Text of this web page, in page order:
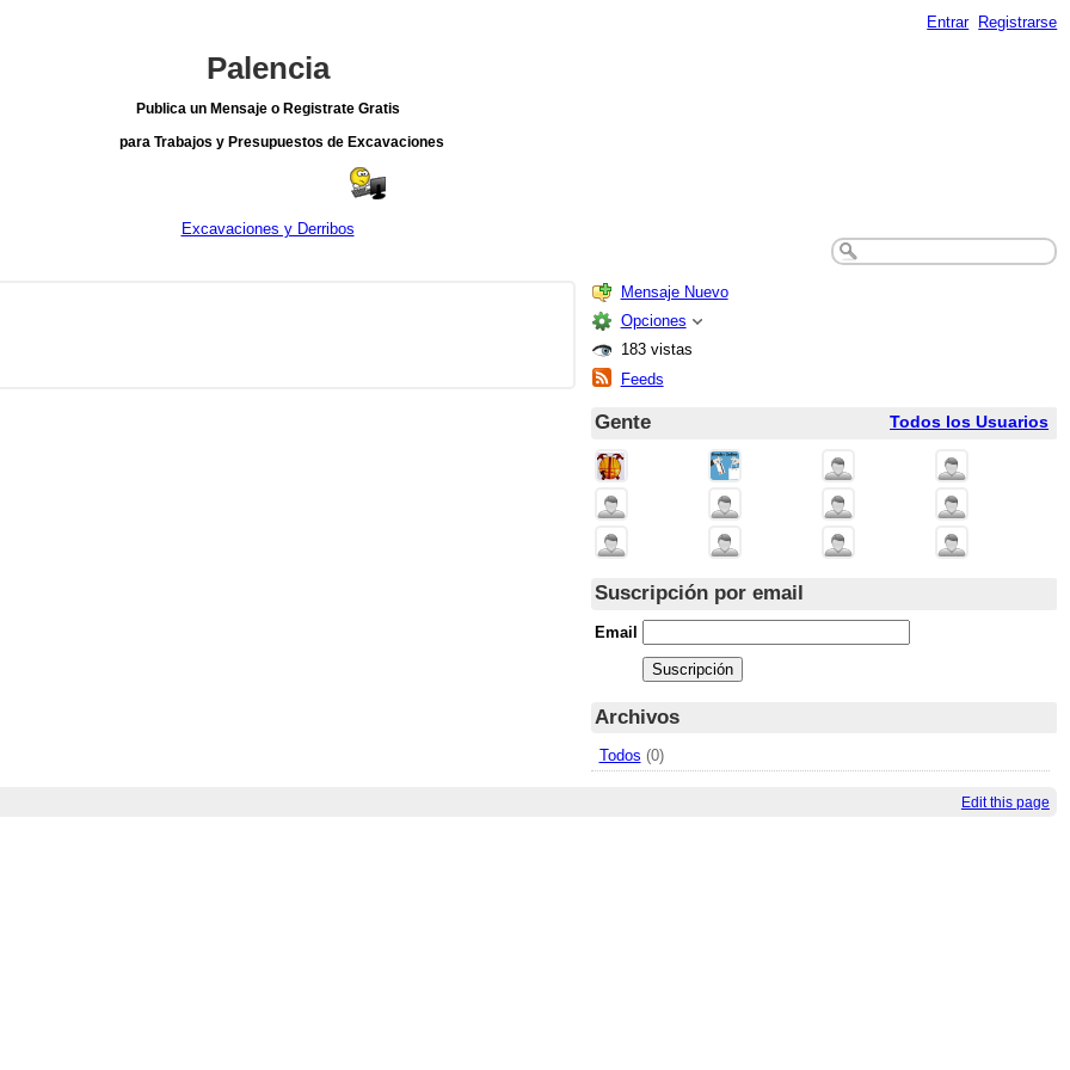
Entrar Registrarse
Palencia
Publica un Mensaje o Registrate Gratis
para Trabajos y Presupuestos de Excavaciones
Excavaciones y Derribos
Mensaje Nuevo
Opciones
183 vistas
Feeds
Todos los Usuarios
Gente
Suscripción por email
Email
Archivos
Todos (0)
Edit this page